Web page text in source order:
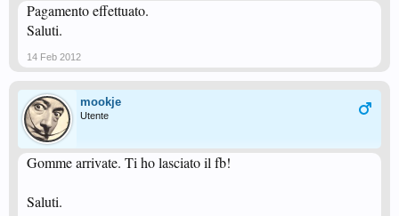
Pagamento effettuato.
Saluti.
14 Feb 2012
mookje
Utente
Gomme arrivate. Ti ho lasciato il fb!
Saluti.